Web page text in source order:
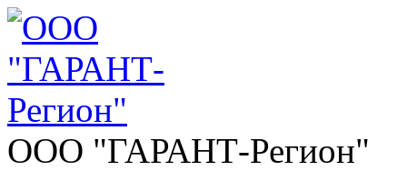
ООО "ГАРАНТ-Регион"